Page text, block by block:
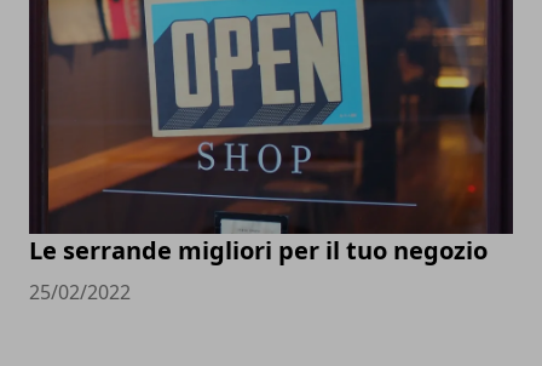
Le serrande migliori per il tuo negozio
25/02/2022